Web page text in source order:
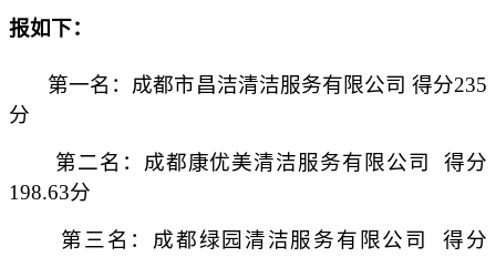
报如下：
第一名：成都市昌洁清洁服务有限公司 得分235
分
第二名：成都康优美清洁服务有限公司 得分
198.63分
第三名：成都绿园清洁服务有限公司 得分